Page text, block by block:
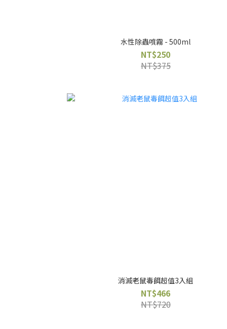
水性除蟲噴霧 - 500ml
NT$250
NT$375
消滅老鼠毒餌超值3入組
NT$466
NT$720